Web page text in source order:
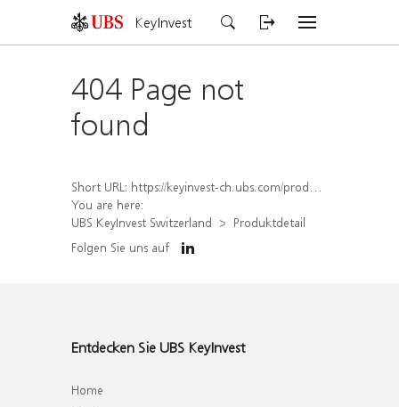
KeyInvest
404 Page not
found
Short URL: https://keyinvest-ch.ubs.com/produkt/detail/index/isin/CH1569450393
You are here:
UBS KeyInvest Switzerland
Produktdetail
Folgen Sie uns auf
Entdecken Sie UBS KeyInvest
Home